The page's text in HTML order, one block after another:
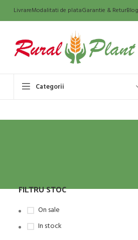
LivrareModalitati de plataGarantie & ReturBlog
Categorii
FILTRU STOC
On sale
In stock